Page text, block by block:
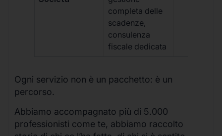
completa delle
scadenze,
consulenza
fiscale dedicata
Ogni servizio non è un pacchetto: è un
percorso.
Abbiamo accompagnato più di 5.000
professionisti come te, abbiamo raccolto